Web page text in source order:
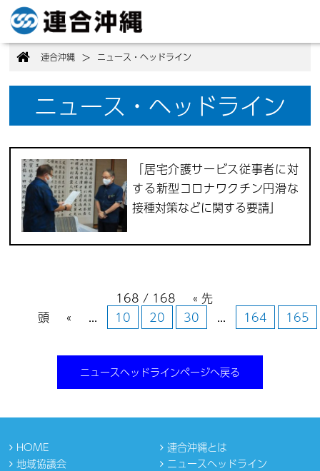
連合沖縄 > ニュース・ヘッドライン
ニュース・ヘッドライン
「居宅介護サービス従事者に対
する新型コロナワクチン円滑な
接種対策などに関する要請」
168 / 168
« 先
頭
« ... 10 20 30 ... 164 165
ニュースヘッドラインページへ戻る
HOME
連合沖縄とは
地域協議会
ニュースヘッドライン